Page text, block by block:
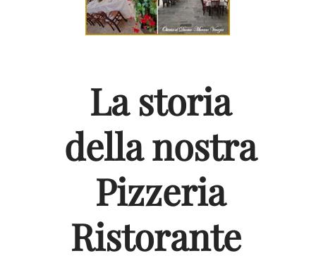
La storia
della nostra
Pizzeria
Ristorante